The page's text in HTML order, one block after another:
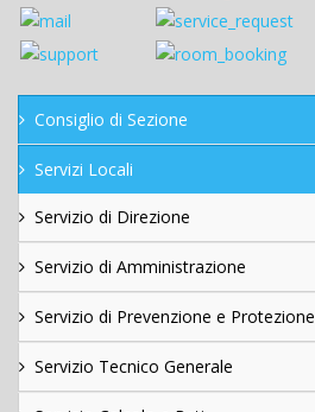
Consiglio di Sezione
Servizi Locali
Servizio di Direzione
Servizio di Amministrazione
Servizio di Prevenzione e Protezione
Servizio Tecnico Generale